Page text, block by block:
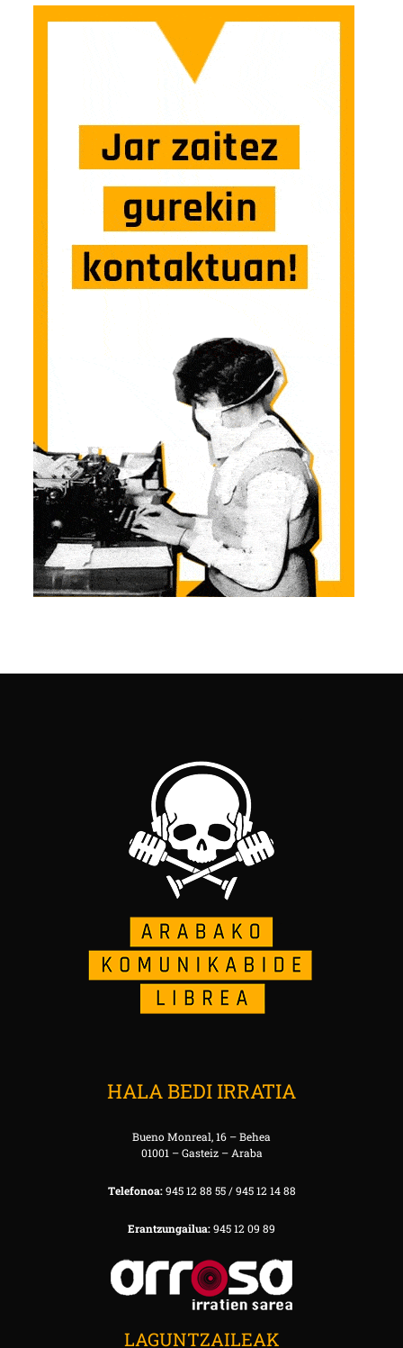
HALA BEDI IRRATIA
Bueno Monreal, 16 – Behea
01001 – Gasteiz – Araba
Telefonoa:945 12 88 55 / 945 12 14 88
Erantzungailua:945 12 09 89
LAGUNTZAILEAK